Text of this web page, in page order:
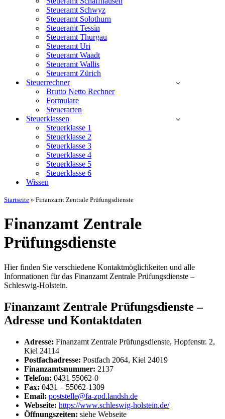
Steueramt Schwyz
Steueramt Solothurn
Steueramt Tessin
Steueramt Thurgau
Steueramt Uri
Steueramt Waadt
Steueramt Wallis
Steueramt Zürich
Steuerrechner
Brutto Netto Rechner
Formulare
Steuerarten
Steuerklassen
Steuerklasse 1
Steuerklasse 2
Steuerklasse 3
Steuerklasse 4
Steuerklasse 5
Steuerklasse 6
Wissen
Startseite » Finanzamt Zentrale Prüfungsdienste
Finanzamt Zentrale
Prüfungsdienste
Hier finden Sie verschiedene Kontaktmöglichkeiten und alle
Informationen für das Finanzamt Zentrale Prüfungsdienste –
Schleswig-Holstein.
Finanzamt Zentrale Prüfungsdienste –
Adresse und Kontaktdaten
Adresse: Finanzamt Zentrale Prüfungsdienste, Hopfenstr. 2,
Kiel 24114
Postfachadresse: Postfach 2064, Kiel 24019
Finanzamtsnummer: 2137
Telefon: 0431 55062-0
Fax: 0431 – 55062-1309
Email: poststelle@fa-zpd.landsh.de
Webseite: https://www.schleswig-holstein.de/
Öffnungszeiten: siehe Webseite